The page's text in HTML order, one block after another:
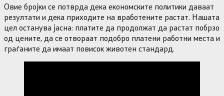
Овие бројки се потврда дека економските политики даваат
резултати и дека приходите на вработените растат. Нашата
цел останува јасна: платите да продолжат да растат побрзо
од цените, да се отвораат подобро платени работни места и
граѓаните да имаат повисок животен стандард.